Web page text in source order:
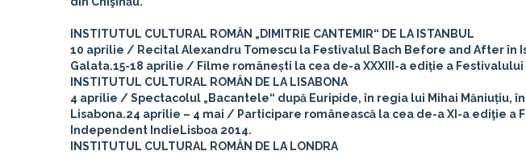
INSTITUTUL CULTURAL ROMÂN „DIMITRIE CANTEMIR“ DE LA ISTANBUL
10 aprilie / Recital Alexandru Tomescu la Festivalul Bach Before and After în
Galata.15-18 aprilie / Filme românești la cea de-a XXXIII-a ediție a
INSTITUTUL CULTURAL ROMÂN DE LA LISABONA
4 aprilie / Spectacolul „Bacantele“ după Euripide, în regia lui Mihai Măniuțiu,
Lisabona.24 aprilie – 4 mai / Participare românească la cea de-a XI-a ediţie a
Independent IndieLisboa 2014.
INSTITUTUL CULTURAL ROMÂN DE LA LONDRA